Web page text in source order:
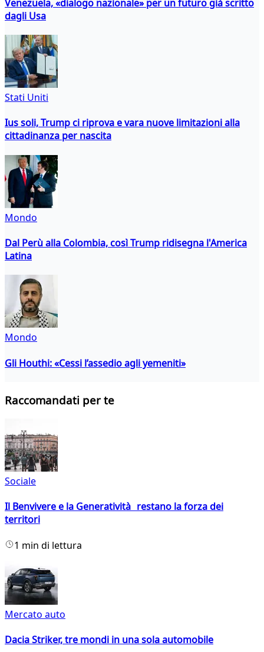
Venezuela, «dialogo nazionale» per un futuro già scritto
dagli Usa
Stati Uniti
Ius soli, Trump ci riprova e vara nuove limitazioni alla
cittadinanza per nascita
Mondo
Dal Perù alla Colombia, così Trump ridisegna l'America
Latina
Mondo
Gli Houthi: «Cessi l’assedio agli yemeniti»
Raccomandati per te
Sociale
Il Benvivere e la Generatività restano la forza dei
territori
1 min di lettura
Mercato auto
Dacia Striker, tre mondi in una sola automobile